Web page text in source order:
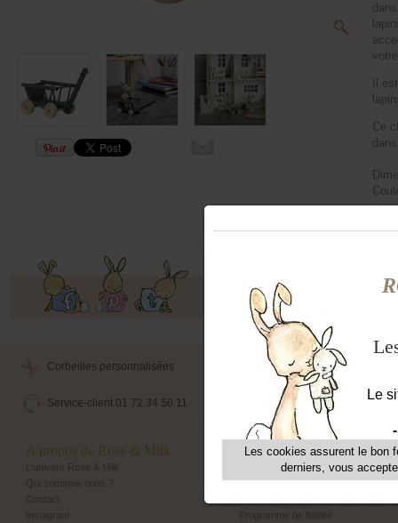
Il
Ce
Offres exclusives, ventes
Corbeilles personnalisées Livraison maternité
Service-client 01 72 34 50 11 Echange et retour simple
A propos de Rose & Milk
L'univers Rose & Milk
Qui sommes-nous ?
Contact
Instagram
Les + Rose & Milk
Corbeilles Rose & Milk
Emballage cadeau
Programme de fidélité